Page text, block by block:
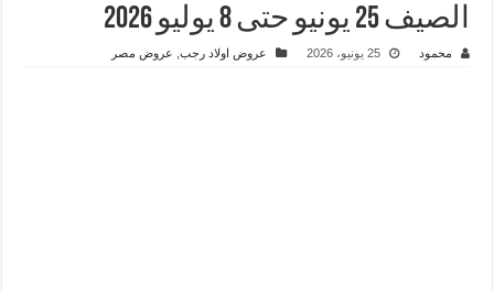
الصيف 25 يونيو حتى 8 يوليو 2026
محمود 25 يونيو، 2026 عروض اولاد رجب, عروض مصر